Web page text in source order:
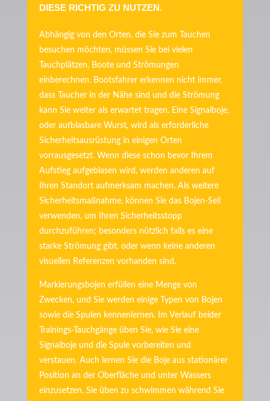
DIESE RICHTIG ZU NUTZEN.
Abhängig von den Orten, die Sie zum Tauchen
besuchen möchten, müssen Sie bei vielen
Tauchplätzen, Boote und Strömungen
einberechnen. Bootsfahrer erkennen nicht immer,
dass Taucher in der Nähe sind und die Strömung
kann Sie weiter als erwartet tragen. Eine Signalboje,
oder aufblasbare Wurst, wird als erforderliche
Sicherheitsausrüstung in einigen Orten
vorrausgesetzt. Wenn diese schon bevor Ihrem
Aufstieg aufgeblasen wird, werden anderen auf
Ihren Standort aufmerksam machen. Als weitere
Sicherheitsmaßnahme, können Sie das Bojen-Seil
verwenden, um Ihren Sicherheitsstopp
durchzuführen; besonders nützlich falls es eine
starke Strömung gibt, oder wenn keine anderen
visuellen Referenzen vorhanden sind.
Markierungsbojen erfüllen eine Menge von
Zwecken, und Sie werden einige Typen von Bojen
sowie die Spulen kennenlernen. Im Verlauf beider
Trainings-Tauchgänge üben Sie, wie Sie eine
Signalboje und die Spule vorbereiten und
verstauen. Auch lernen Sie die Boje aus stationärer
Position an der Oberfläche und unter Wassers
einzusetzen. Sie üben zu schwimmen während Sie